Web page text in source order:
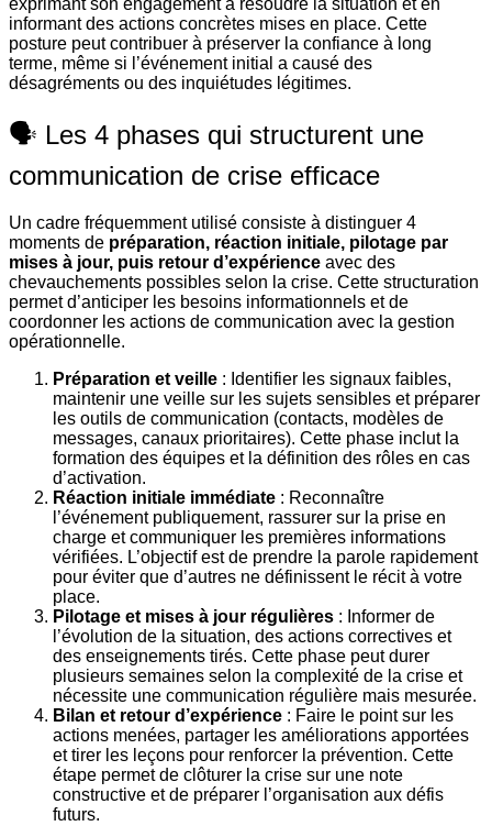
exprimant son engagement à résoudre la situation et en
informant des actions concrètes mises en place. Cette
posture peut contribuer à préserver la confiance à long
terme, même si l’événement initial a causé des
désagréments ou des inquiétudes légitimes.
🗣️ Les 4 phases qui structurent une
communication de crise efficace
Un cadre fréquemment utilisé consiste à distinguer 4
moments de préparation, réaction initiale, pilotage par
mises à jour, puis retour d’expérience avec des
chevauchements possibles selon la crise. Cette structuration
permet d’anticiper les besoins informationnels et de
coordonner les actions de communication avec la gestion
opérationnelle.
Préparation et veille : Identifier les signaux faibles,
maintenir une veille sur les sujets sensibles et préparer
les outils de communication (contacts, modèles de
messages, canaux prioritaires). Cette phase inclut la
formation des équipes et la définition des rôles en cas
d’activation.
Réaction initiale immédiate : Reconnaître
l’événement publiquement, rassurer sur la prise en
charge et communiquer les premières informations
vérifiées. L’objectif est de prendre la parole rapidement
pour éviter que d’autres ne définissent le récit à votre
place.
Pilotage et mises à jour régulières : Informer de
l’évolution de la situation, des actions correctives et
des enseignements tirés. Cette phase peut durer
plusieurs semaines selon la complexité de la crise et
nécessite une communication régulière mais mesurée.
Bilan et retour d’expérience : Faire le point sur les
actions menées, partager les améliorations apportées
et tirer les leçons pour renforcer la prévention. Cette
étape permet de clôturer la crise sur une note
constructive et de préparer l’organisation aux défis
futurs.